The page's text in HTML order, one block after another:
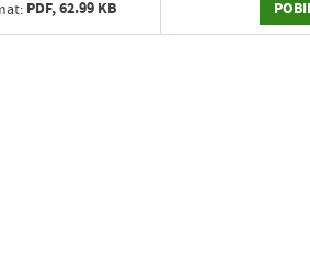
PDF,62.99 KB